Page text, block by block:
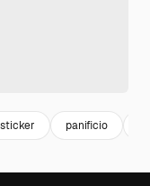
panificio